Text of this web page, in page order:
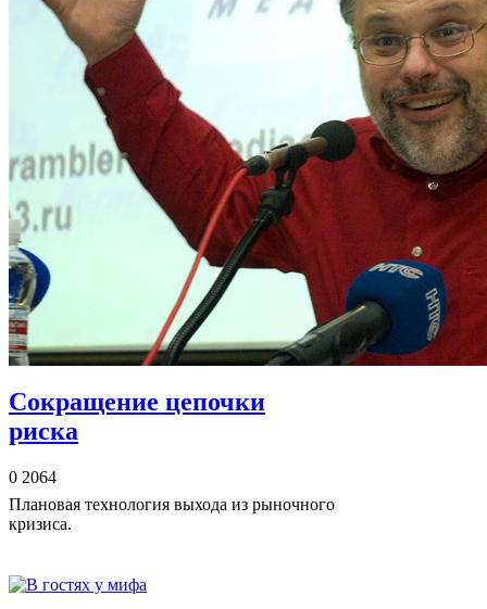
Сокращение цепочки
риска
0 2064
Плановая технология выхода из рыночного
кризиса.